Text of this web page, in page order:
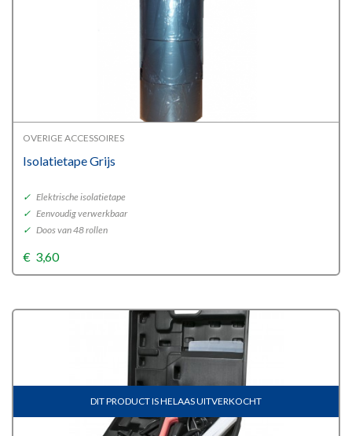
OVERIGE ACCESSOIRES
Isolatietape Grijs
✓ Elektrische isolatietape
✓ Eenvoudig verwerkbaar
✓ Doos van 48 rollen
€ 3,60
DIT PRODUCT IS HELAAS UITVERKOCHT